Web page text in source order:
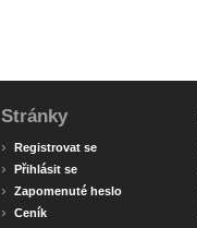
Stránky
› Registrovat se
› Přihlásit se
› Zapomenuté heslo
› Ceník